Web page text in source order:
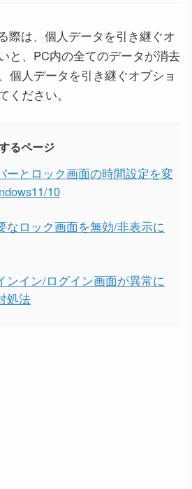
際は、個人データを引き継ぐオ
と、PC内の全てのデータが消去
個人データを引き継ぐオプショ
ください。
るページ
ーとロック画面の時間設定を変
10
なロック画面を無効/非表示に
ンイン/ログイン画面が異常に
処法